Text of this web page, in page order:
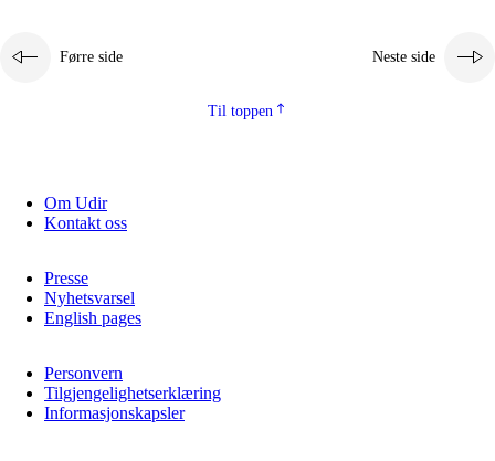
Førre side Neste side
Til toppen
Om Udir
Kontakt oss
Presse
Nyhetsvarsel
English pages
Personvern
Tilgjengelighetserklæring
Informasjonskapsler